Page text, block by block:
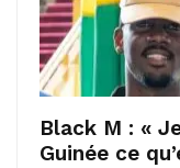
Black M : «
Guinée ce